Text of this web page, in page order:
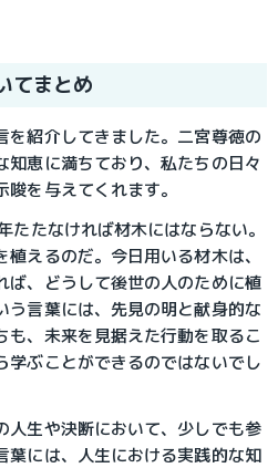
てまとめ
を紹介してきました。二宮尊徳の
知恵に満ちており、私たちの日々
を与えてくれます。
たなければ材木にはならない。
えるのだ。今日用いる材木は、
ば、どうして後世の人のために植
う言葉には、先見の明と献身的な
も、未来を見据えた行動を取るこ
学ぶことができるのではないでし
人生や決断において、少しでも参
葉には、人生における実践的な知